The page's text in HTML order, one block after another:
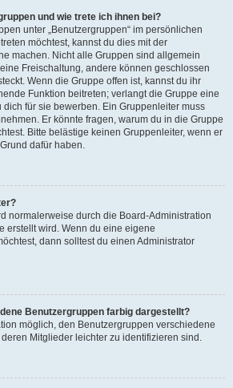
und wie trete ich ihnen bei?
unter „Benutzergruppen“ im persönlichen
möchtest, kannst du dies mit der
machen. Nicht alle Gruppen sind allgemein
Freischaltung, andere können geschlossen
Wenn die Gruppe offen ist, kannst du ihr
Funktion beitreten; verlangt die Gruppe eine
dich für sie bewerben. Ein Gruppenleiter muss
Er könnte fragen, warum du in die Gruppe
Bitte belästige keinen Gruppenleiter, wenn er
dafür haben.
normalerweise durch die Board-Administration
erstellt wird. Wenn du eine eigene
dann solltest du einen Administrator
Benutzergruppen farbig dargestellt?
möglich, den Benutzergruppen verschiedene
Mitglieder leichter zu identifizieren sind.